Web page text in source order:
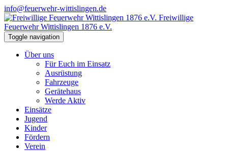
info@feuerwehr-wittislingen.de
Freiwillige
Feuerwehr Wittislingen 1876 e.V.
Toggle navigation
Über uns
Für Euch im Einsatz
Ausrüstung
Fahrzeuge
Gerätehaus
Werde Aktiv
Einsätze
Jugend
Kinder
Fördern
Verein